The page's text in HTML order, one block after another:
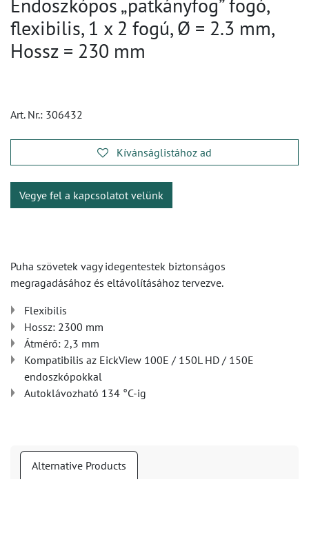
Endoszkópos „patkányfog” fogó,
flexibilis, 1 x 2 fogú, Ø = 2.3 mm,
Hossz = 230 mm
Art. Nr.: 306432
Kívánságlistához ad
Vegye fel a kapcsolatot velünk
Puha szövetek vagy idegentestek biztonságos
megragadásához és eltávolításához tervezve.
Flexibilis
Hossz: 2300 mm
Átmérő: 2,3 mm
Kompatibilis az EickView 100E / 150L HD / 150E
endoszkópokkal
Autoklávozható 134 °C-ig
Alternative Products